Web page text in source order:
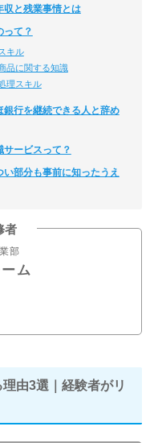
収と残業事情とは
って？
キル
品に関する知識
理スキル
銀行を継続できる人と辞め
ービスって？
部分も事前に知ったうえ
者
部
ム
由3選｜経験者がリ